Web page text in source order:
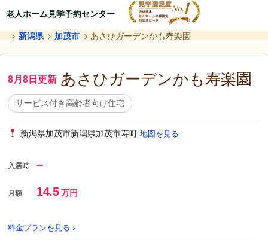
老人ホーム見学予約センター
新潟県 加茂市 あさひガーデンかも寿楽園
8月8日更新 あさひガーデンかも寿楽園
サービス付き高齢者向け住宅
新潟県加茂市新潟県加茂市寿町 地図を見る
入居時 –
月額 14.5万円
料金プランを見る ›